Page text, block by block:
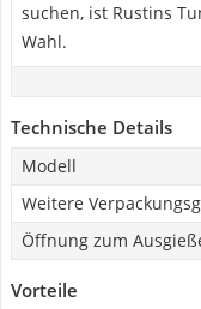
suchen, ist Rustins
Wahl.
Technische Details
Modell
Weitere
Öffnung zum
Vorteile